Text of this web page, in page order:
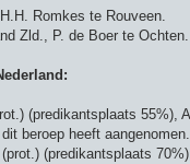
Romkes te Rouveen.
Zld., P. de Boer te Ochten.
(predikantsplaats 55%),
beroep heeft aangenomen.
(predikantsplaats